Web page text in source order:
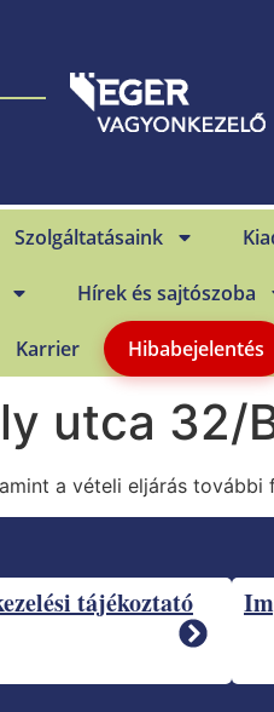
Szolgáltatásaink
Hírek és sajtószoba
Karrier Hibabejelentés
utca 32/
a vételi eljárás
tájékoztató